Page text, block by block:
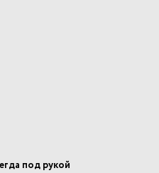
под рукой